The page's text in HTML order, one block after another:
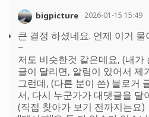
bigpicture 2026-01-15 15:49
큰 결정 하셨네요. 언제 이거
~
저도 비슷한것 같은데요, (내가
글이 달리면, 알림이 있어서 제
그런데, (다른 분이 쓴) 블로거
서, 다시 누군가가 대댓글을 달
(직접 찾아가 보기 전까지는요)